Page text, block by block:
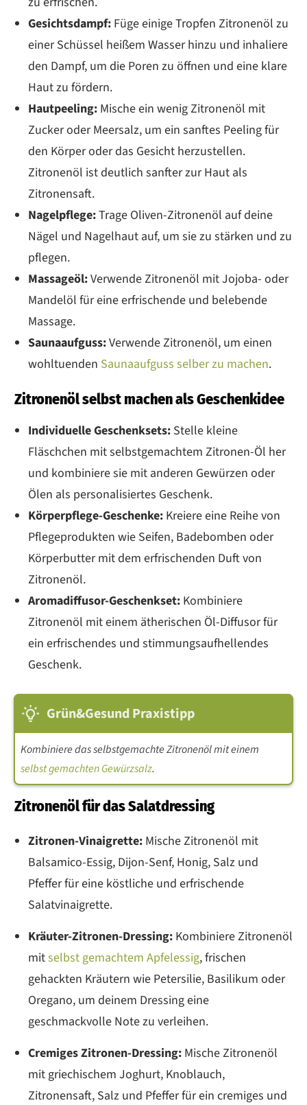
Gesichtsdampf: Füge einige Tropfen Zitronenöl zu
einer Schüssel heißem Wasser hinzu und inhaliere
den Dampf, um die Poren zu öffnen und eine klare
Haut zu fördern.
Hautpeeling: Mische ein wenig Zitronenöl mit
Zucker oder Meersalz, um ein sanftes Peeling für
den Körper oder das Gesicht herzustellen.
Zitronenöl ist deutlich sanfter zur Haut als
Zitronensaft.
Nagelpflege:Trage Oliven-Zitronenöl auf deine
Nägel und Nagelhaut auf, um sie zu stärken und zu
pflegen.
Massageöl:Verwende Zitronenöl mit Jojoba- oder
Mandelöl für eine erfrischende und belebende
Massage.
Saunaaufguss:Verwende Zitronenöl, um einen
wohltuenden Saunaaufguss selber zu machen.
Zitronenöl selbst machen als Geschenkidee
Individuelle Geschenksets: Stelle kleine
Fläschchen mit selbstgemachtem Zitronen-Öl her
und kombiniere sie mit anderen Gewürzen oder
Ölen als personalisiertes Geschenk.
Körperpflege-Geschenke: Kreiere eine Reihe von
Pflegeprodukten wie Seifen, Badebomben oder
Körperbutter mit dem erfrischenden Duft von
Zitronenöl.
Aromadiffusor-Geschenkset: Kombiniere
Zitronenöl mit einem ätherischen Öl-Diffusor für
ein erfrischendes und stimmungsaufhellendes
Geschenk.
Grün&Gesund Praxistipp
Kombiniere das selbstgemachte Zitronenöl mit einem
selbst gemachten Gewürzsalz.
Zitronenöl für das Salatdressing
Zitronen-Vinaigrette: Mische Zitronenöl mit
Balsamico-Essig, Dijon-Senf, Honig, Salz und
Pfeffer für eine köstliche und erfrischende
Salatvinaigrette.
Kräuter-Zitronen-Dressing: Kombiniere Zitronenöl
mitselbst gemachtem Apfelessig, frischen
gehackten Kräutern wie Petersilie, Basilikum oder
Oregano, um deinem Dressing eine
geschmackvolle Note zu verleihen.
Cremiges Zitronen-Dressing: Mische Zitronenöl
mit griechischem Joghurt, Knoblauch,
Zitronensaft, Salz und Pfeffer für ein cremiges und